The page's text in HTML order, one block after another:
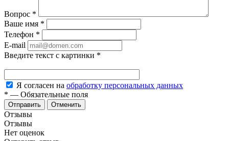
Вопрос *
Ваше имя *
Телефон *
E-mail
Введите текст с картинки *
Я согласен на обработку персональных данных
* — Обязательные поля
Отменить
Отзывы
Отзывы
Нет оценок